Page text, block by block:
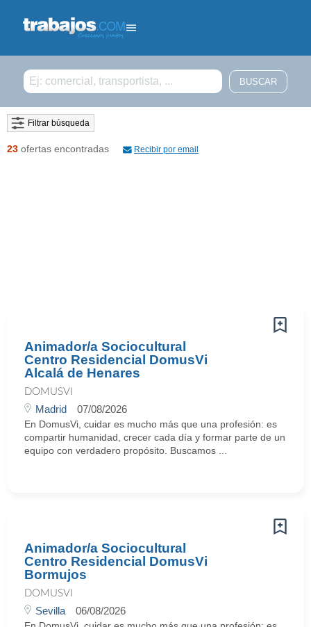
Filtrar búsqueda
23 ofertas encontradas Recibir por email
Animador/a Sociocultural
Centro Residencial DomusVi
Alcalá de Henares
DOMUSVI
Madrid 07/08/2026
En DomusVi, cuidar es mucho más que una profesión: es
compartir humanidad, crecer cada día y formar parte de un
equipo con verdadero propósito. Buscamos ...
Animador/a Sociocultural
Centro Residencial DomusVi
Bormujos
DOMUSVI
Sevilla 06/08/2026